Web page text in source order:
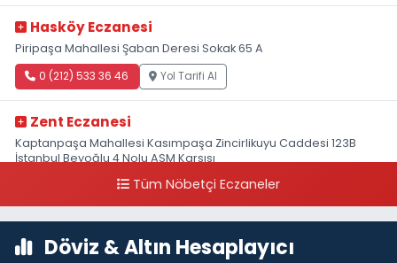
Hasköy Eczanesi
Piripaşa Mahallesi Şaban Deresi Sokak 65 A
0 (212) 533 36 46 Yol Tarifi Al
Zent Eczanesi
Kaptanpaşa Mahallesi Kasımpaşa Zincirlikuyu Caddesi 123B
İstanbul Beyoğlu 4 Nolu ASM Karşısı
0 (212) 297 96 92 Yol Tarifi Al
Tüm Nöbetçi Eczaneler
Döviz & Altın Hesaplayıcı